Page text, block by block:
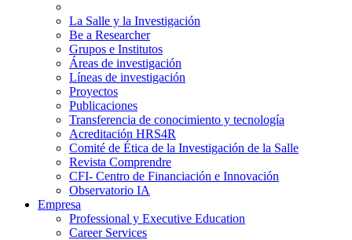
La Salle y la Investigación
Be a Researcher
Grupos e Institutos
Áreas de investigación
Líneas de investigación
Proyectos
Publicaciones
Transferencia de conocimiento y tecnología
Acreditación HRS4R
Comité de Ética de la Investigación de la Salle
Revista Comprendre
CFI- Centro de Financiación e Innovación
Observatorio IA
Empresa
Professional y Executive Education
Career Services